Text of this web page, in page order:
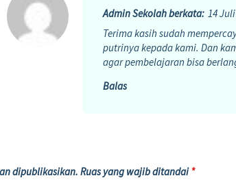
Admin Sekolahberkata: 14
Terima kasih sudah
putrinya kepada kami. Dan
agar pembelajaran bisa
Balas
dipublikasikan. Ruas yang wajib ditandai *